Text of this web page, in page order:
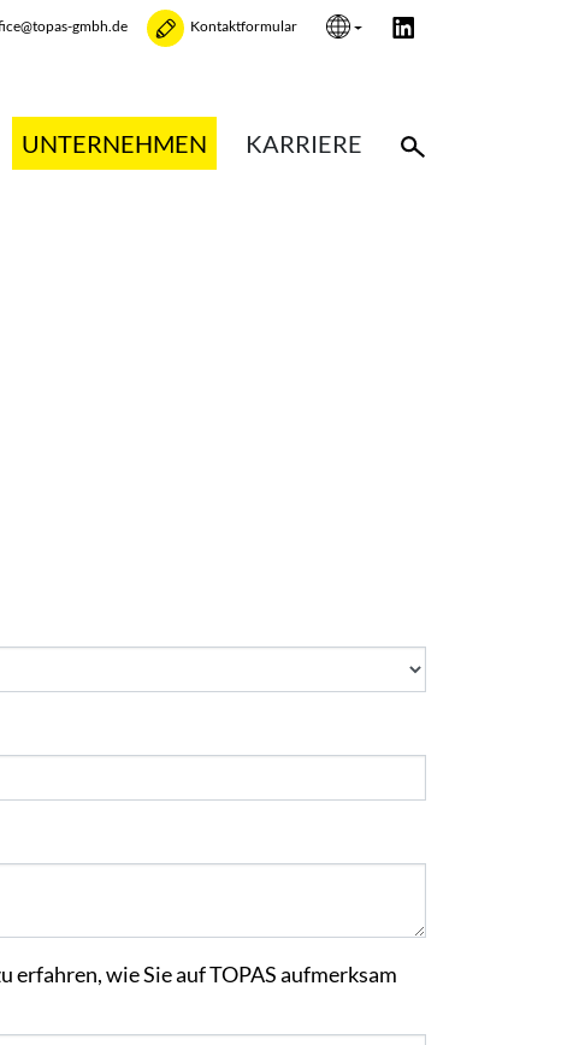
gmbh.de Kontaktformular
UNTERNEHMEN KARRIERE
erfahren, wie Sie auf TOPAS aufmerksam